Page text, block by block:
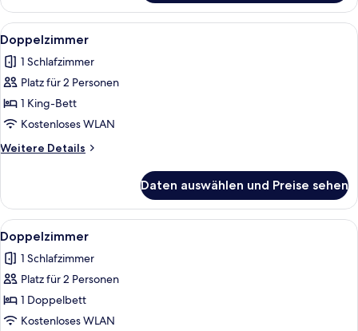
Alle
Fotos
für
Doppelzimmer
anzeigen
Ein Schlafzimmer mit einem
4
Doppelzimmer
1 Schlafzimmer
Platz für 2 Personen
1 King-Bett
Kostenloses WLAN
Weitere Details
Weitere
Daten auswählen und Preise sehen
Alle
Fotos
für
Doppelzimmer
anzeigen
Ein Schlafzimmer mit einem
4
Doppelzimmer
1 Schlafzimmer
Platz für 2 Personen
1 Doppelbett
Kostenloses WLAN